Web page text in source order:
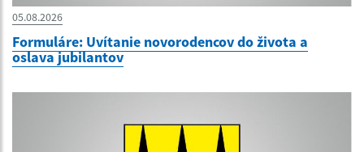
05.08.2026
Formuláre: Uvítanie novorodencov do života a
oslava jubilantov